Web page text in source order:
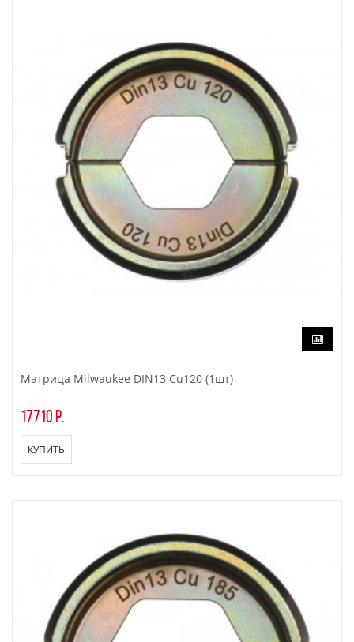
Матрица Milwaukee DIN13 Cu120 (1шт)
17710 р.
КУПИТЬ